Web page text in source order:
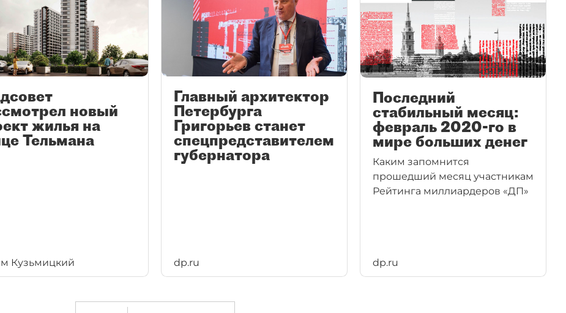
новый
жилья на
Тельмана
Кузьмицкий
Главный архитектор
Петербурга
Григорьев станет
спецпредставителем
губернатора
dp.ru
Последний
стабильный месяц:
февраль 2020-го в
мире больших денег
Каким запомнится
прошедший месяц участникам
Рейтинга миллиардеров «ДП»
dp.ru